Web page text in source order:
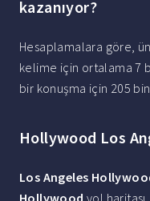
kazanıyor?
Hesaplamalara göre,
kelime için ortalama 7
bir konuşma için 205
Hollywood Los
Los Angeles